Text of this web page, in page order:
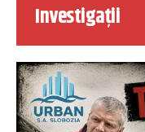
Investigații